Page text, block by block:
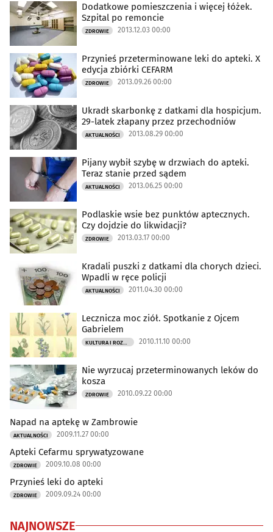
Dodatkowe pomieszczenia i więcej łóżek.
Szpital po remoncie
ZDROWIE 2013.12.03 00:00
Przynieś przeterminowane leki do apteki. X
edycja zbiórki CEFARM
ZDROWIE 2013.09.26 00:00
Ukradł skarbonkę z datkami dla hospicjum.
29-latek złapany przez przechodniów
AKTUALNOŚCI 2013.08.29 00:00
Pijany wybił szybę w drzwiach do apteki.
Teraz stanie przed sądem
AKTUALNOŚCI 2013.06.25 00:00
Podlaskie wsie bez punktów aptecznych.
Czy dojdzie do likwidacji?
ZDROWIE 2013.03.17 00:00
Kradali puszki z datkami dla chorych dzieci.
Wpadli w ręce policji
AKTUALNOŚCI 2011.04.30 00:00
Lecznicza moc ziół. Spotkanie z Ojcem
Gabrielem
2010.11.10 00:00
Nie wyrzucaj przeterminowanych leków do
kosza
ZDROWIE 2010.09.22 00:00
Napad na aptekę w Zambrowie
AKTUALNOŚCI 2009.11.27 00:00
Apteki Cefarmu sprywatyzowane
ZDROWIE 2009.10.08 00:00
Przynieś leki do apteki
ZDROWIE 2009.09.24 00:00
NAJNOWSZE